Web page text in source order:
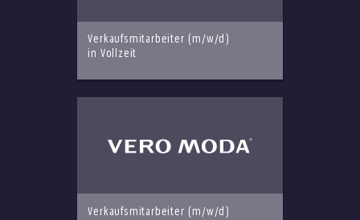
Verkaufsmitarbeiter (m/w/d)
in Vollzeit
Verkaufsmitarbeiter (m/w/d)